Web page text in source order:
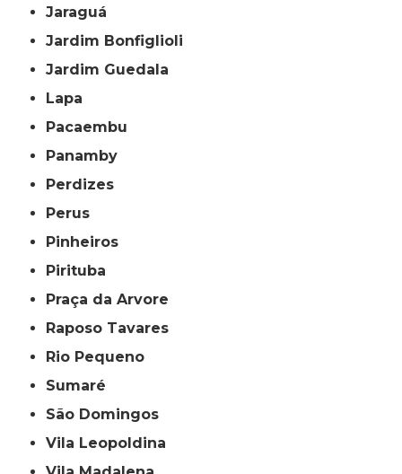
Jaraguá
Jardim Bonfiglioli
Jardim Guedala
Lapa
Pacaembu
Panamby
Perdizes
Perus
Pinheiros
Pirituba
Praça da Arvore
Raposo Tavares
Rio Pequeno
Sumaré
São Domingos
Vila Leopoldina